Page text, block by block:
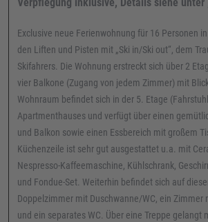
Exclusive neue Ferienwohnung für 16 Personen
den Liften und Pisten mit „Ski in/Ski out“, dem
Skifahrers. Die Wohnung erstreckt sich über 2
vier Balkone (Zugang von jedem Zimmer) mit
Wohnraum befindet sich in der 5. Etage
Apartmenthauses und verfügt über einen
und Balkon sowie einen Essbereich mit großem
Küchenzeile ist sehr gut ausgestattet u.a. mit
Nespresso-Kaffeemaschine, Kühlschrank,
und Fondue-Set. Weiterhin befindet sich auf
Doppelzimmer mit Duschwanne/WC, ein Zimmer
und ein separates WC. Über eine Treppe gelangt